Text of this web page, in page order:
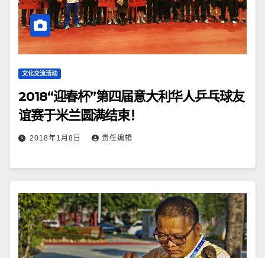
文化交流活动
2018“迎春杯”第四届意大利华人乒乓球友
谊赛于米兰圆满结束！
2018年1月8日 责任编辑